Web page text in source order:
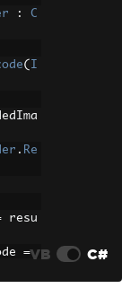
:
C
( I
. Re
resu
=VB C#